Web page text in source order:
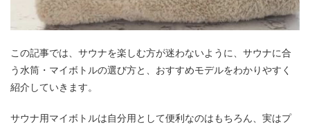
この記事では、サウナを楽しむ方が迷わないように、サウナに合
う水筒・マイボトルの選び方と、おすすめモデルをわかりやすく
紹介していきます。
サウナ用マイボトルは自分用として便利なのはもちろん、実はプ